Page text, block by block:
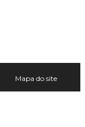
Mapa do site